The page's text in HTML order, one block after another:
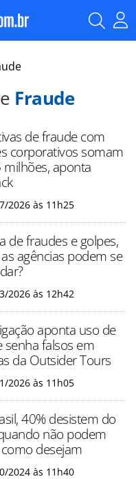
Fraude
de fraude com
corporativos somam
milhões, aponta
2026 às 11h25
de fraudes e golpes,
agências podem se
2026 às 12h42
aponta uso de
senha falsos em
da Outsider Tours
2026 às 11h05
40% desistem do
não podem
desejam
2024 às 11h40